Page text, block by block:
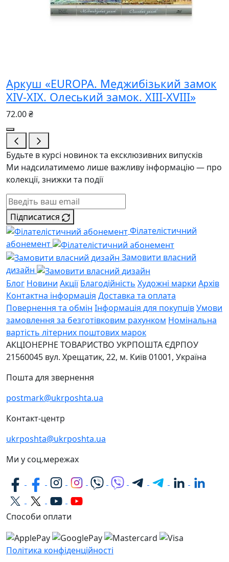
Аркуш «EUROPA. Меджибізький замок
XIV-XIX. Олеський замок. XIII-XVIII»
72.00 ₴
Будьте в курсі новинок та ексклюзивних випусків
Ми надсилатимемо лише важливу інформацію — про
колекції, знижки та події
Підписатися
Філателістичний
абонемент
Замовити власний
дизайн
Блог Новини Акції Благодійність Художні марки Архів
Контактна інформація Доставка та оплата
Повернення та обмін Інформація для покупцівУмови
замовлення за безготівковим рахунком Номінальна
вартість літерних поштових марок
АКЦІОНЕРНЕ ТОВАРИСТВО УКРПОШТА ЄДРПОУ
21560045 вул. Хрещатик, 22, м. Київ01001, Україна
Пошта для звернення
postmark@ukrposhta.ua
Контакт-центр
ukrposhta@ukrposhta.ua
Ми у соц.мережах
Способи оплати
Політика конфіденційності